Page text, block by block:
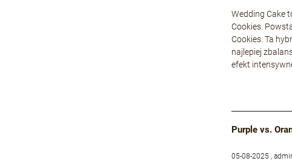
Wedding Cake
Cookies.
Cookies. Ta
najlepiej
efekt
Purple vs.
05-08-2025 ,